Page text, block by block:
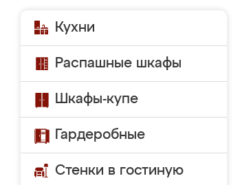
Кухни
Распашные шкафы
Шкафы-купе
Гардеробные
Стенки в гостиную